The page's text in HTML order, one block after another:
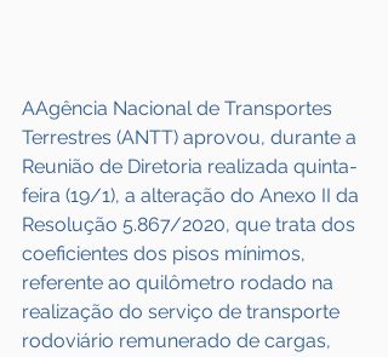
AAgência Nacional de Transportes
Terrestres (ANTT) aprovou, durante a
Reunião de Diretoria realizada quinta-
feira (19/1), a alteração do Anexo II da
Resolução 5.867/2020, que trata dos
coeficientes dos pisos mínimos,
referente ao quilômetro rodado na
realização do serviço de transporte
rodoviário remunerado de cargas,